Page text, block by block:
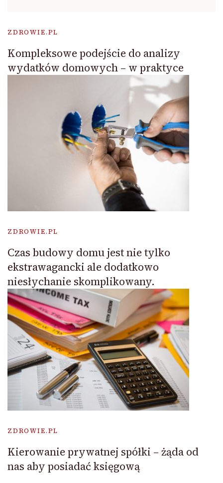
ZDROWIE.PL
Kompleksowe podejście do analizy
wydatków domowych – w praktyce
ZDROWIE.PL
Czas budowy domu jest nie tylko
ekstrawagancki ale dodatkowo
niesłychanie skomplikowany.
ZDROWIE.PL
Kierowanie prywatnej spółki – żąda od
nas aby posiadać księgową